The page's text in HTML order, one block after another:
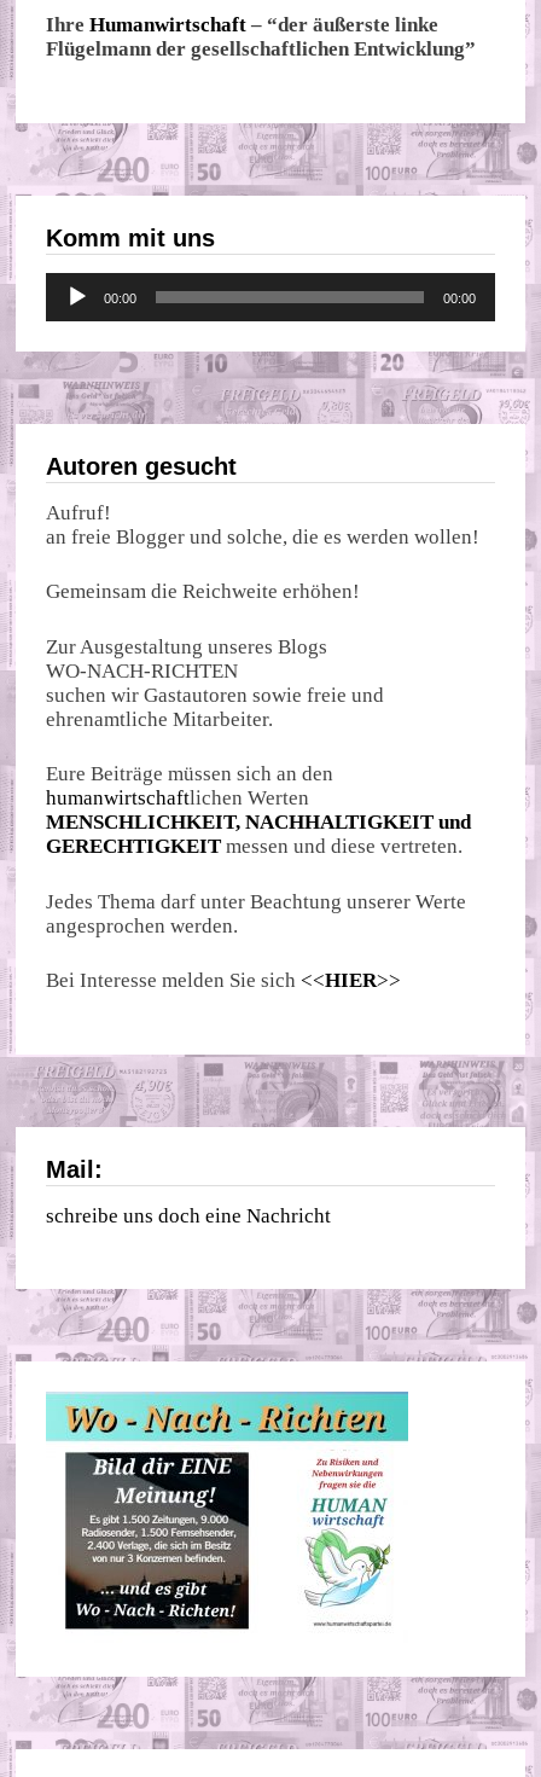
IhreHumanwirtschaft – “der äußerste linke
Flügelmann der gesellschaftlichen Entwicklung”
Komm mit uns
Audio-
Player
00:00 00:00
Autoren gesucht
Aufruf!
an freie Blogger und solche, die es werden wollen!
Gemeinsam die Reichweite erhöhen!
Zur Ausgestaltung unseres Blogs
WO-NACH-RICHTEN
suchen wir Gastautoren sowie freie und
ehrenamtliche Mitarbeiter.
Eure Beiträge müssen sich an den
humanwirtschaftlichen Werten
MENSCHLICHKEIT, NACHHALTIGKEIT und
GERECHTIGKEIT messen und diese vertreten.
Jedes Thema darf unter Beachtung unserer Werte
angesprochen werden.
Bei Interesse melden Sie sich <<HIER>>
Mail:
schreibe uns doch eine Nachricht